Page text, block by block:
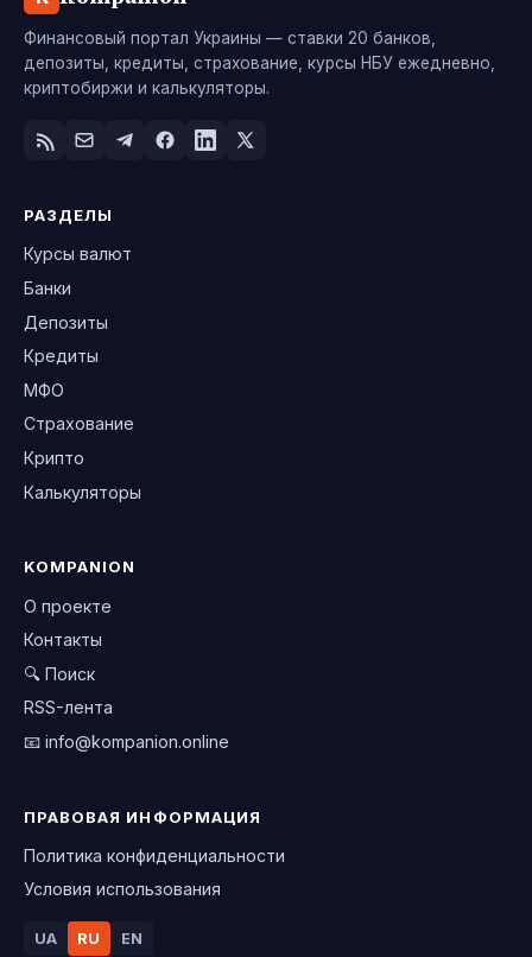
Финансовый портал Украины — ставки 20 банков,
депозиты, кредиты, страхование, курсы НБУ ежедневно,
криптобиржи и калькуляторы.
РАЗДЕЛЫ
Курсы валют
Банки
Депозиты
Кредиты
МФО
Страхование
Крипто
Калькуляторы
KOMPANION
О проекте
Контакты
🔍 Поиск
RSS-лента
📧 info@kompanion.online
ПРАВОВАЯ ИНФОРМАЦИЯ
Политика конфиденциальности
Условия использования
UA RU EN